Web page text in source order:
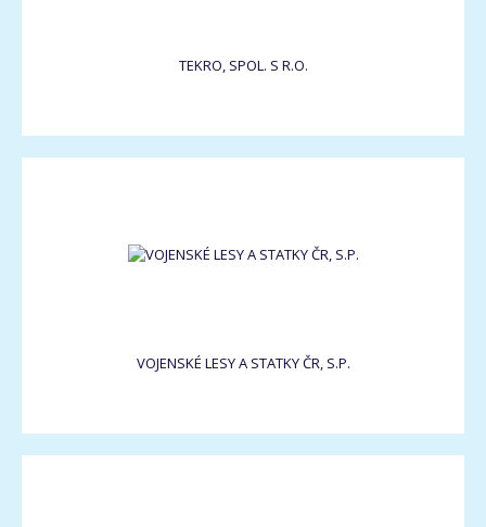
TEKRO, SPOL. S R.O.
VOJENSKÉ LESY A STATKY ČR, S.P.